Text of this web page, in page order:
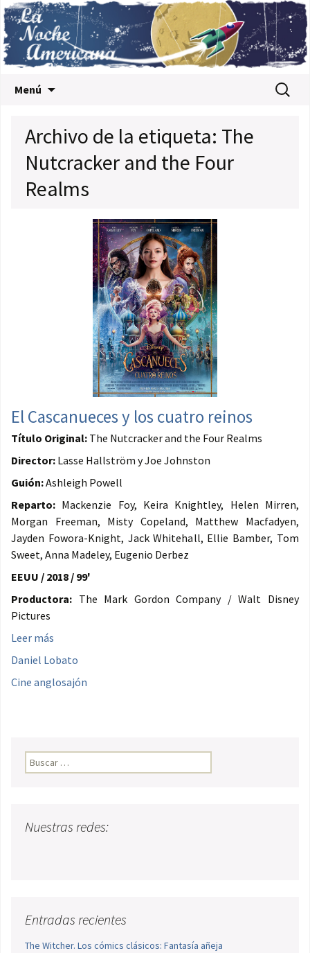
Menú Buscar:
Archivo de la etiqueta: The
Nutcracker and the Four
Realms
El Cascanueces y los cuatro reinos
Título Original: The Nutcracker and the Four Realms
Director: Lasse Hallström y Joe Johnston
Guión:Ashleigh Powell
Reparto: Mackenzie Foy, Keira Knightley, Helen Mirren,
Morgan Freeman, Misty Copeland, Matthew Macfadyen,
Jayden Fowora-Knight, Jack Whitehall, Ellie Bamber, Tom
Sweet, Anna Madeley, Eugenio Derbez
EEUU / 2018 / 99'
Productora: The Mark Gordon Company / Walt Disney
Pictures
Leer más
Daniel Lobato
Cine anglosajón
Buscar:
Nuestras redes:
Entradas recientes
The Witcher. Los cómics clásicos: Fantasía añeja